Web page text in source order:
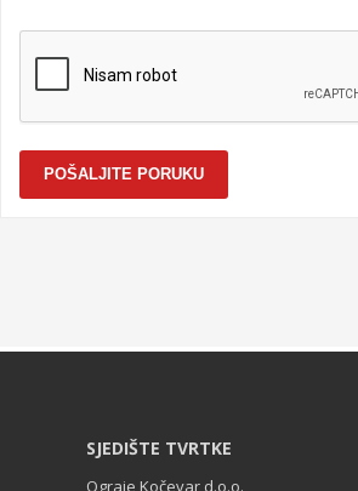
POŠALJITE PORUKU
SJEDIŠTE TVRTKE
Ograje Kočevar d.o.o.